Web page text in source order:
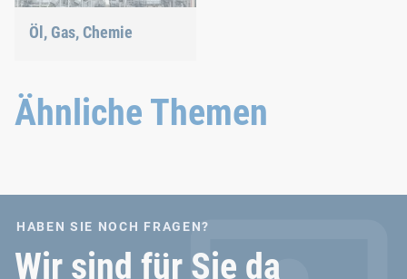
Öl, Gas, Chemie
halten auch den
extremsten Bedingungen
Ähnliche Themen
HABEN SIE NOCH FRAGEN?
Wir sind für Sie da